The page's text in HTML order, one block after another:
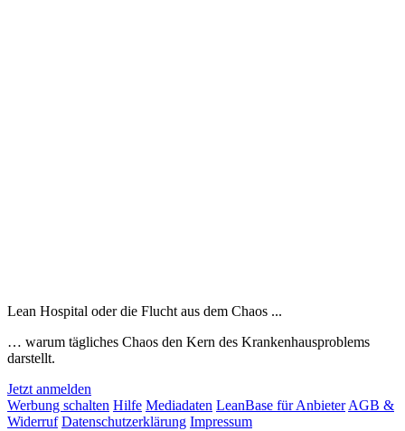
Lean Hospital oder die Flucht aus dem Chaos ...
… warum tägliches Chaos den Kern des Krankenhausproblems
darstellt.
Jetzt anmelden
Werbung schalten Hilfe Mediadaten LeanBase für Anbieter AGB &
Widerruf Datenschutzerklärung Impressum